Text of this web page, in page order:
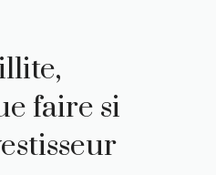
faire si